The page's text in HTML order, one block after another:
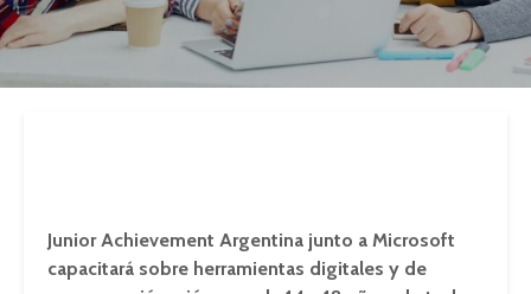
Junior Achievement Argentina junto a Microsoft
capacitará sobre herramientas digitales y de